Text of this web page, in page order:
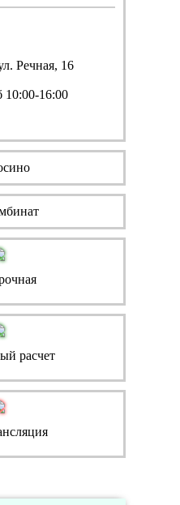
Речная, 16
16:00
расчет